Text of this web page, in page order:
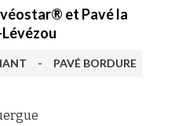
et Pavé la
- PAVÉ BORDURE